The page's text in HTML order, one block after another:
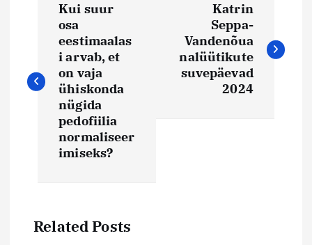
v
i
r
Kui suur
osa
eestimaalas
i arvab, et
on vaja
ühiskonda
nügida
pedofiilia
normaliseer
imiseks?
Katrin
Seppa-
Vandenõua
nalüütikute
suvepäevad
2024
Related Posts